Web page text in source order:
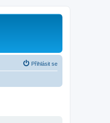
Přihlásit se